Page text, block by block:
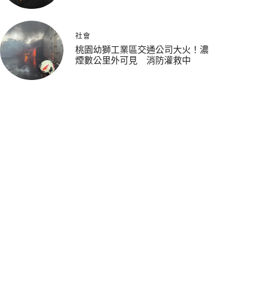
社會
桃園幼獅工業區交通公司大火！濃
煙數公里外可見 消防灌救中